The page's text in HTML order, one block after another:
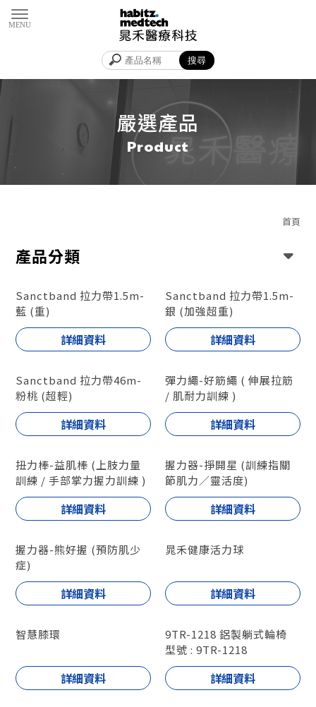
嚴選產品
首頁
產品分類
Sanctband 拉力帶1.5m-
藍 (重)
詳細資料
Sanctband 拉力帶1.5m-
銀 (加強超重)
詳細資料
Sanctband 拉力帶46m-
粉桃 (超輕)
詳細資料
彈力繩-好筋繩 ( 伸展拉筋
/ 肌耐力訓練 )
詳細資料
扭力棒-益肌棒 (上肢力量
訓練 / 手部掌力握力訓練 )
詳細資料
握力器-掙開星 (訓練指關
節肌力／靈活度)
詳細資料
握力器-熊好握 (預防肌少
症)
詳細資料
晁禾健康活力球
詳細資料
智慧膝環
詳細資料
9TR-1218 鋁製躺式輪椅
型號 : 9TR-1218
詳細資料